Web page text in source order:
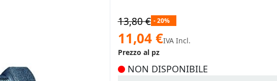
13,80 € - 20%
Prezzo
speciale
11,04 €IVA Incl.
Prezzo al pz
NON DISPONIBILE